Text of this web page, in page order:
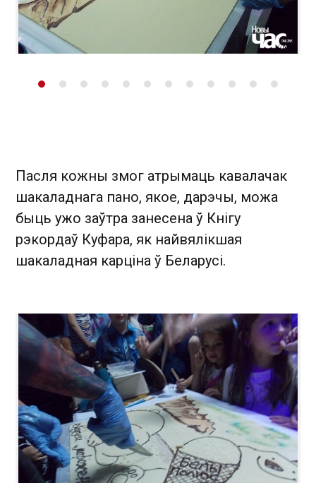
Пасля кожны змог атрымаць кавалачак
шакаладнага пано, якое, дарэчы, можа
быць ужо заўтра занесена ў Кнігу
рэкордаў Куфара, як найвялікшая
шакаладная карціна ў Беларусі.